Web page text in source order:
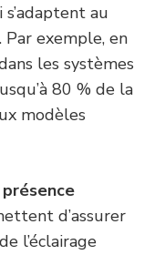
s’adaptent au
exemple, en
les systèmes
80 % de la
modèles
d’assurer
l’éclairage